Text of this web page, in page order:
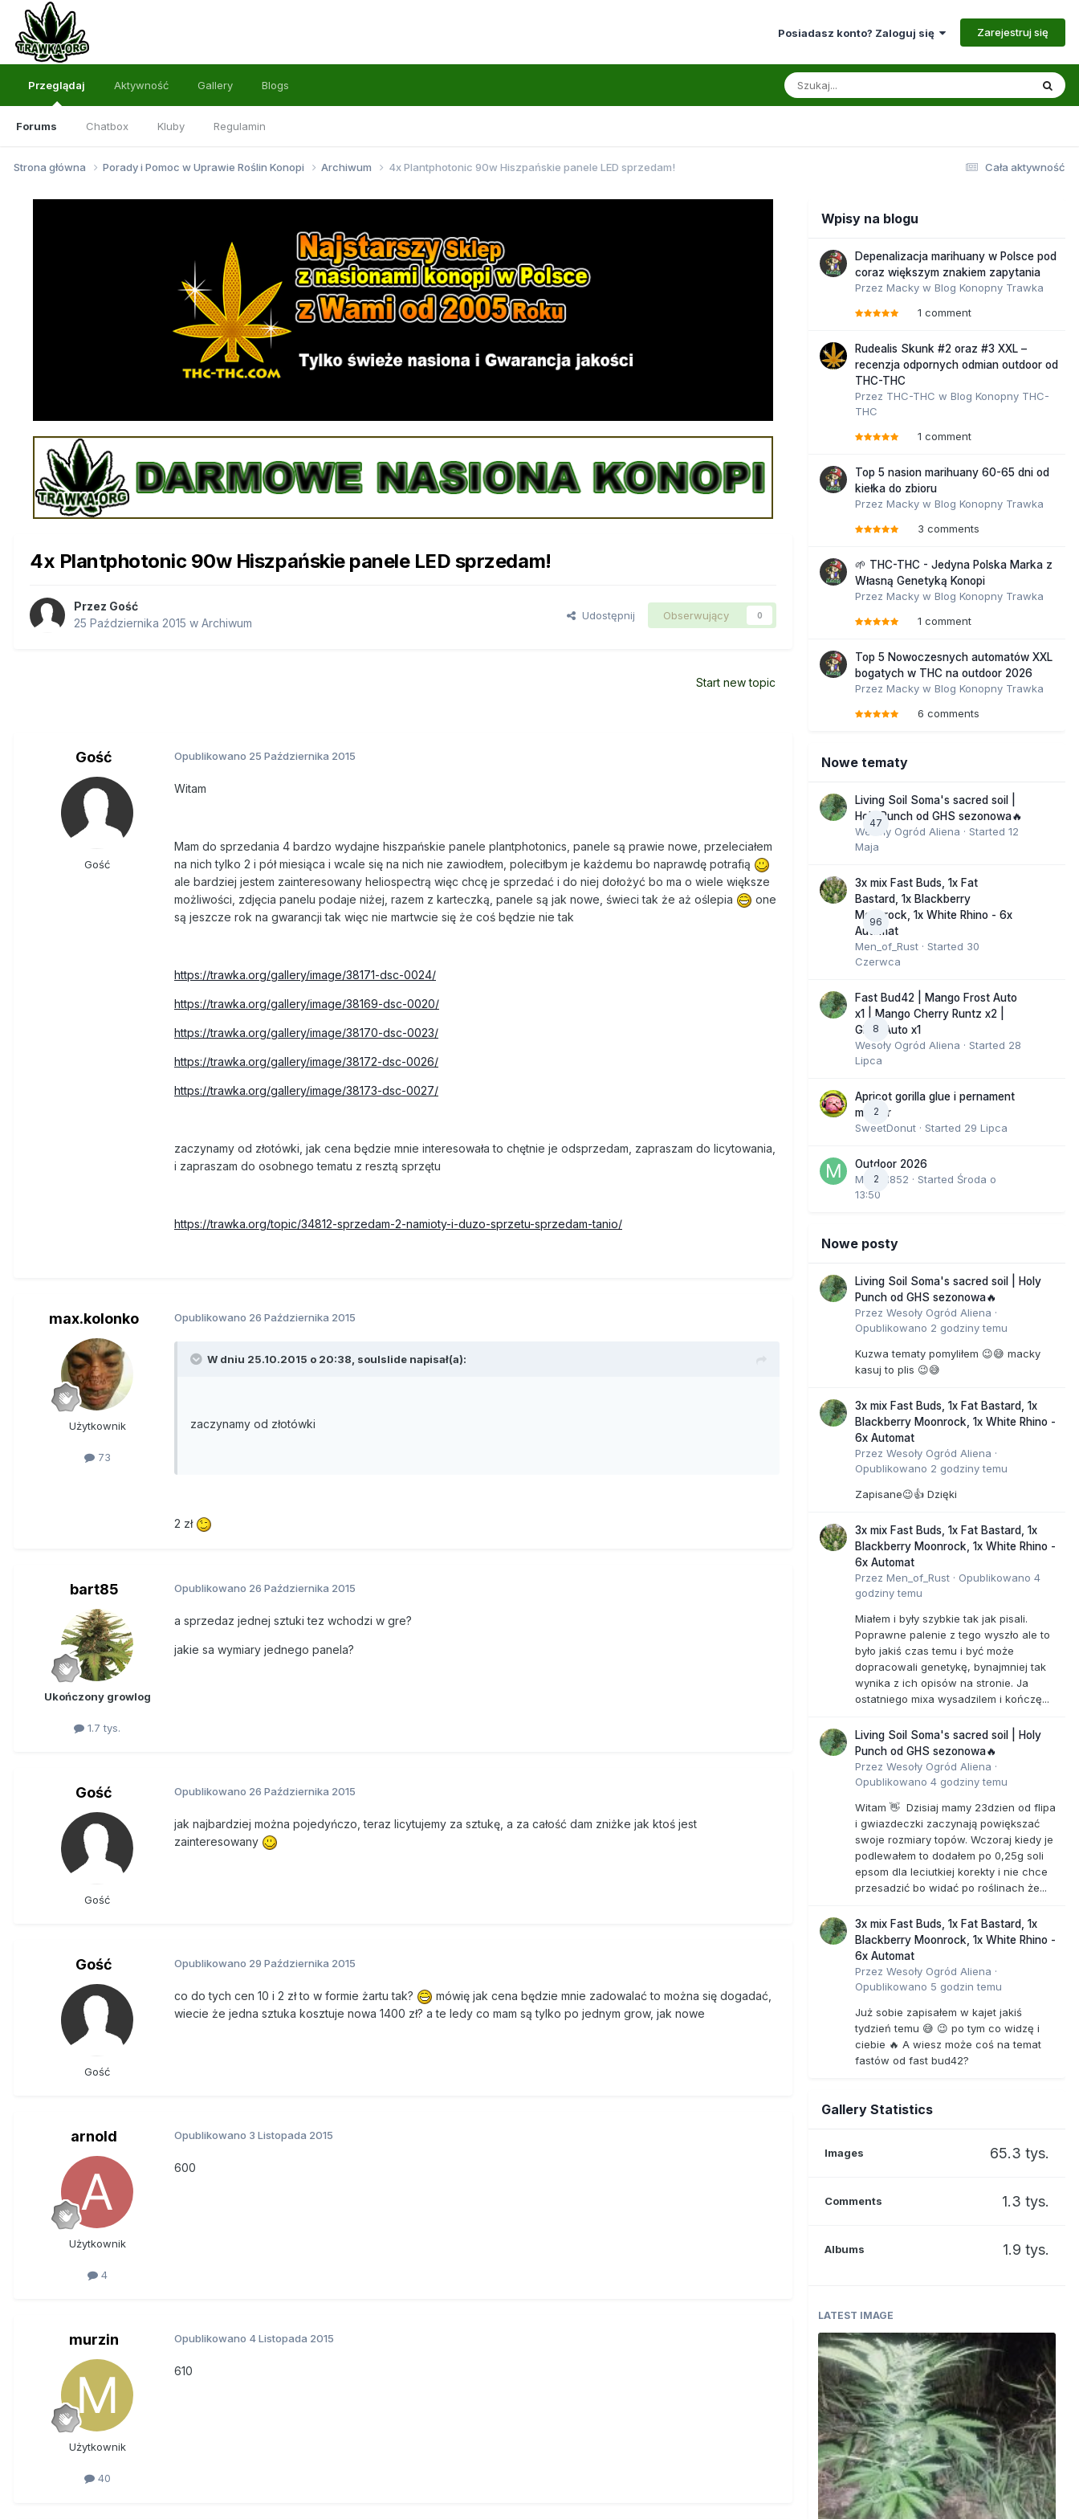
Posiadasz konto? Zaloguj się Zarejestruj się
Przeglądaj
Forums Chatbox Kluby Regulamin
Aktywność Gallery Blogs
Cała aktywność
Strona główna Porady i Pomoc w Uprawie Roślin Konopi Archiwum 4x Plantphotonic 90w Hiszpańskie panele LED sprzedam!
4x Plantphotonic 90w Hiszpańskie panele LED sprzedam!
Przez Gość
25 Października 2015 w Archiwum
Udostępnij Obserwujący 0
Start new topic
Gość
Gość
Opublikowano 25 Października 2015
Witam
Mam do sprzedania 4 bardzo wydajne hiszpańskie panele plantphotonics, panele są prawie nowe, przeleciałem
na nich tylko 2 i pół miesiąca i wcale się na nich nie zawiodłem, poleciłbym je każdemu bo naprawdę potrafią
ale bardziej jestem zainteresowany heliospectrą więc chcę je sprzedać i do niej dołożyć bo ma o wiele większe
możliwości, zdjęcia panelu podaje niżej, razem z karteczką, panele są jak nowe, świeci tak że aż oślepia
one
są jeszcze rok na gwarancji tak więc nie martwcie się że coś będzie nie tak
https://trawka.org/gallery/image/38171-dsc-0024/
https://trawka.org/gallery/image/38169-dsc-0020/
https://trawka.org/gallery/image/38170-dsc-0023/
https://trawka.org/gallery/image/38172-dsc-0026/
https://trawka.org/gallery/image/38173-dsc-0027/
zaczynamy od złotówki, jak cena będzie mnie interesowała to chętnie je odsprzedam, zapraszam do licytowania,
i zapraszam do osobnego tematu z resztą sprzętu
https://trawka.org/topic/34812-sprzedam-2-namioty-i-duzo-sprzetu-sprzedam-tanio/
max.kolonko
Użytkownik
73
Opublikowano 26 Października 2015
W dniu 25.10.2015 o 20:38, soulslide napisał(a):
zaczynamy od złotówki
2 zł
bart85
Ukończony growlog
1.7 tys.
Opublikowano 26 Października 2015
a sprzedaz jednej sztuki tez wchodzi w gre?
jakie sa wymiary jednego panela?
Gość
Gość
Opublikowano 26 Października 2015
jak najbardziej można pojedyńczo, teraz licytujemy za sztukę, a za całość dam zniżke jak ktoś jest
zainteresowany
Gość
Gość
Opublikowano 29 Października 2015
co do tych cen 10 i 2 zł to w formie żartu tak?
mówię jak cena będzie mnie zadowalać to można się dogadać,
wiecie że jedna sztuka kosztuje nowa 1400 zł? a te ledy co mam są tylko po jednym grow, jak nowe
arnold
Użytkownik
4
Opublikowano 3 Listopada 2015
600
murzin
Użytkownik
40
Opublikowano 4 Listopada 2015
610
Wpisy na blogu
Depenalizacja marihuany w Polsce pod
coraz większym znakiem zapytania
Przez Macky w Blog Konopny Trawka
1 comment
Rudealis Skunk #2 oraz #3 XXL –
recenzja odpornych odmian outdoor od
THC-THC
Przez THC-THC w Blog Konopny THC-
THC
1 comment
Top 5 nasion marihuany 60-65 dni od
kiełka do zbioru
Przez Macky w Blog Konopny Trawka
3 comments
🌱 THC-THC - Jedyna Polska Marka z
Własną Genetyką Konopi
Przez Macky w Blog Konopny Trawka
1 comment
Top 5 Nowoczesnych automatów XXL
bogatych w THC na outdoor 2026
Przez Macky w Blog Konopny Trawka
6 comments
Nowe tematy
47
Living Soil Soma's sacred soil |
Holy Punch od GHS sezonowa🔥
Wesoły Ogród Aliena · Started 12
Maja
96
3x mix Fast Buds, 1x Fat
Bastard, 1x Blackberry
Moonrock, 1x White Rhino - 6x
Automat
Men_of_Rust · Started 30
Czerwca
8
Fast Bud42 | Mango Frost Auto
x1 | Mango Cherry Runtz x2 |
GMO Auto x1
Wesoły Ogród Aliena · Started 28
Lipca
2
Apricot gorilla glue i pernament
marker
SweetDonut · Started 29 Lipca
2
Outdoor 2026
Marcel852 · Started Środa o
13:50
Nowe posty
Living Soil Soma's sacred soil | Holy
Punch od GHS sezonowa🔥
Przez Wesoły Ogród Aliena ·
Opublikowano 2 godziny temu
Kuzwa tematy pomyliłem 😉😅 macky
kasuj to plis 😉😅
3x mix Fast Buds, 1x Fat Bastard, 1x
Blackberry Moonrock, 1x White Rhino -
6x Automat
Przez Wesoły Ogród Aliena ·
Opublikowano 2 godziny temu
Zapisane😉👍 Dzięki
3x mix Fast Buds, 1x Fat Bastard, 1x
Blackberry Moonrock, 1x White Rhino -
6x Automat
Przez Men_of_Rust · Opublikowano 4
godziny temu
Miałem i były szybkie tak jak pisali.
Poprawne palenie z tego wyszło ale to
było jakiś czas temu i być może
dopracowali genetykę, bynajmniej tak
wynika z ich opisów na stronie. Ja
ostatniego mixa wysadzilem i kończę...
Living Soil Soma's sacred soil | Holy
Punch od GHS sezonowa🔥
Przez Wesoły Ogród Aliena ·
Opublikowano 4 godziny temu
Witam 👋 Dzisiaj mamy 23dzien od flipa
i gwiazdeczki zaczynają powiększać
swoje rozmiary topów. Wczoraj kiedy je
podlewałem to dodałem po 0,25g soli
epsom dla leciutkiej korekty i nie chce
przesadzić bo widać po roślinach że...
3x mix Fast Buds, 1x Fat Bastard, 1x
Blackberry Moonrock, 1x White Rhino -
6x Automat
Przez Wesoły Ogród Aliena ·
Opublikowano 5 godzin temu
Już sobie zapisałem w kajet jakiś
tydzień temu 😅 😉 po tym co widzę i
ciebie 🔥 A wiesz może coś na temat
fastów od fast bud42?
Gallery Statistics
Images 65.3 tys.
Comments 1.3 tys.
Albums 1.9 tys.
LATEST IMAGE